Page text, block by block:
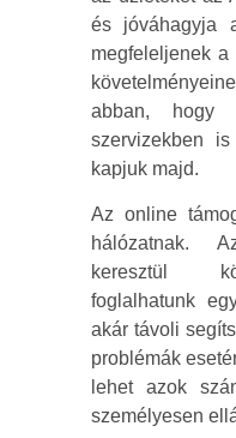
és jóváhagyja
megfeleljenek
abban, hogy
szervizekben
kapjuk majd.
Az online
hálózatnak.
keresztül
foglalhatunk
akár távoli
problémák
lehet azok
személyesen